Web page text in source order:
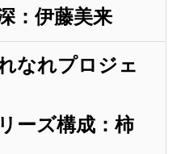
：伊藤美来
なれプロジェ
ーズ構成：柿